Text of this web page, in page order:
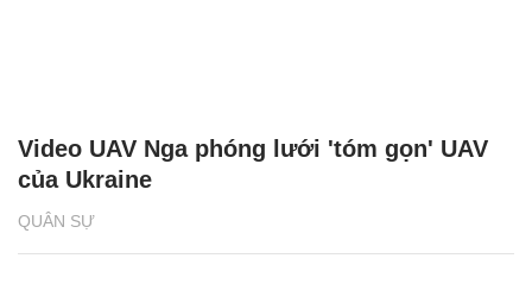
QUÂN SỰ
Video UAV Nga phóng lưới 'tóm gọn' UAV
của Ukraine